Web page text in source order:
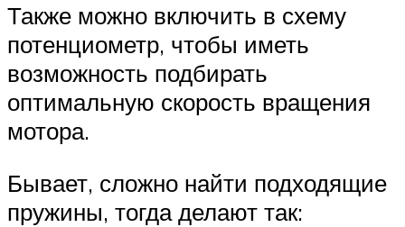
Также можно включить в схему
потенциометр, чтобы иметь
возможность подбирать
оптимальную скорость вращения
мотора.
Бывает, сложно найти подходящие
пружины, тогда делают так: